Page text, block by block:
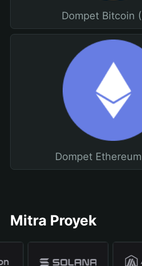
Dompet Bitcoin
Dompet
Mitra Proyek